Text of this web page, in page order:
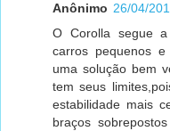
Anônimo 26/04/
O Corolla segue
carros pequenos
uma solução bem
tem seus
estabilidade mais
braços